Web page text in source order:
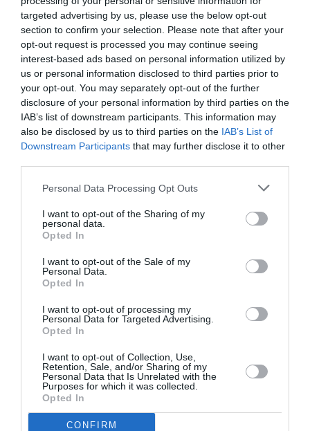
targeted advertising by us, please use the below opt-out
section to confirm your selection. Please note that after your
opt-out request is processed you may continue seeing
interest-based ads based on personal information utilized by
us or personal information disclosed to third parties prior to
your opt-out. You may separately opt-out of the further
disclosure of your personal information by third parties on the
IAB’s list of downstream participants. This information may
also be disclosed by us to third parties on the IAB’s List of
Downstream Participants that may further disclose it to other
Personal Data Processing Opt Outs
I want to opt-out of the Sharing of my
personal data.
Opted In
I want to opt-out of the Sale of my
Personal Data.
Opted In
I want to opt-out of processing my
Personal Data for Targeted Advertising.
Opted In
I want to opt-out of Collection, Use,
Retention, Sale, and/or Sharing of my
Personal Data that Is Unrelated with the
Purposes for which it was collected.
Opted In
CONFIRM
DERNIERS COMMENTAIRES
Autre ligne espérée :a commenté l'article :
Bruxelles–Porto : Transavia ouvre une nouvelle liaison
loisirs à partir de décembre 2026
Aéroport néerlandais saturéa commenté l'article :
loisirs à partir de décembre 2026
LIRE AUSSI
AÉROPORT DE
DÉBARQUE AVEC TROIS